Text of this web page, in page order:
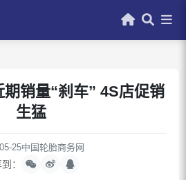
销量“刹车” 4S店促销
生猛
25中国轮胎商务网
：